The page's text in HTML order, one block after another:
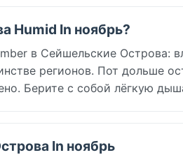
Humid In ноябрь?
в Сейшельские Острова:
регионов. Пот дольше
Берите с собой лёгкую
In ноябрь